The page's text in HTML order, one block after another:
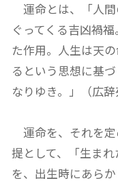
運命とは、「人
ぐってくる吉凶禍
た作用。人生は天
るという思想に基
なりゆき。」（広辞
運命を、それを
提として、「生ま
を、出生時にあら